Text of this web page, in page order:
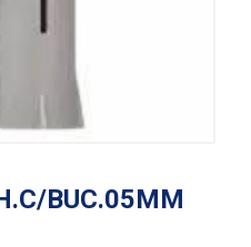
BUC.05MM